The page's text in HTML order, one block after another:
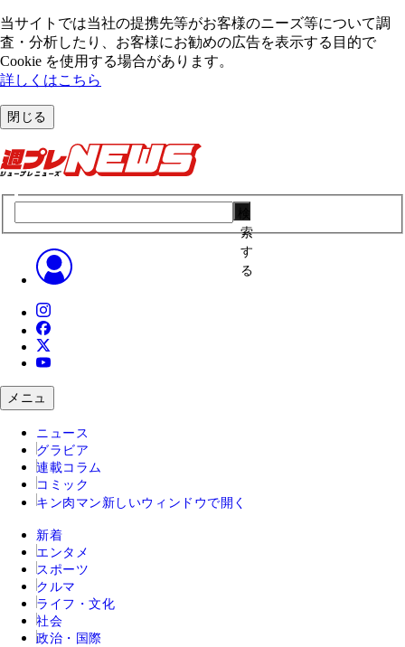
当サイトでは当社の提携先等がお客様のニーズ等について調
査・分析したり、お客様にお勧めの広告を表⽰する⽬的で
Cookie を使⽤する場合があります。
詳しくはこちら
閉じる
索
す
る
メニュ
ニュース
グラビア
連載コラム
コミック
キン肉マン 新しいウィンドウで開く
新着
エンタメ
スポーツ
クルマ
ライフ・文化
社会
政治・国際